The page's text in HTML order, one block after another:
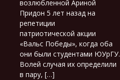
возлюбленной Ариной
Придон 5 лет назад на
репетиции
патриотической акции
«Вальс Победы», когда оба
они были студентами ЮУрГУ.
Волей случая их определили
в пару, […]